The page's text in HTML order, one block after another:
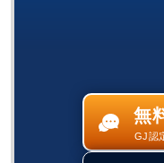
無
GJ認